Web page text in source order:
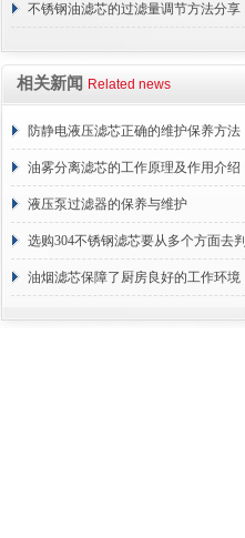
中的杂质和油脂浓度升高
不锈钢油滤芯的过滤量调节方法分享
相关新闻 Related news
防静电液压滤芯正确的维护保养方法
油雾分离滤芯的工作原理及作用介绍
液压泵过滤器的保养与维护
选购304不锈钢滤芯要从多个方面去判
断
油烟滤芯保障了厨房良好的工作环境